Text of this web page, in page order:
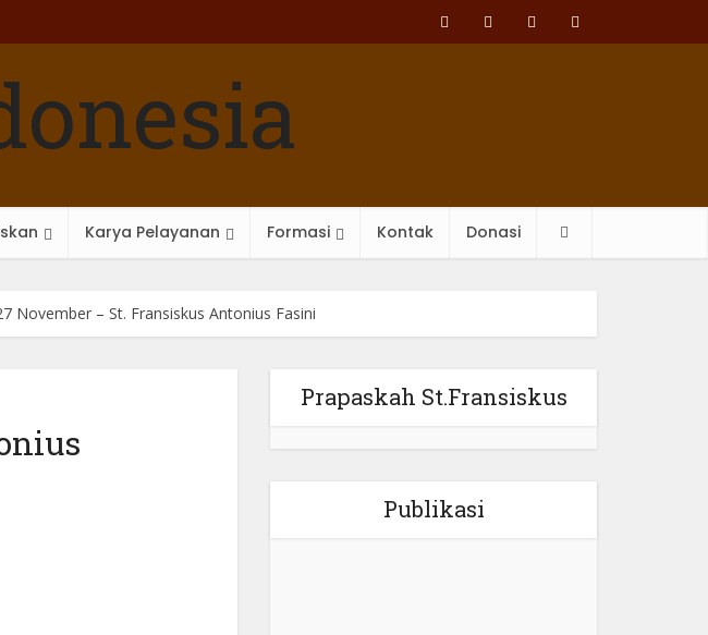
Karya Pelayanan Formasi Kontak Donasi
November – St. Fransiskus Antonius Fasini
Prapaskah St.Fransiskus
Publikasi